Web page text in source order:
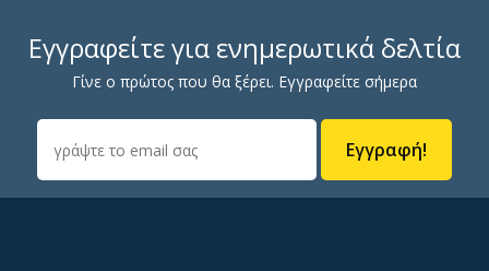
Εγγραφείτε για ενημερωτικά δελτία
Γίνε ο πρώτος που θα ξέρει. Εγγραφείτε σήμερα
Εγγραφή!